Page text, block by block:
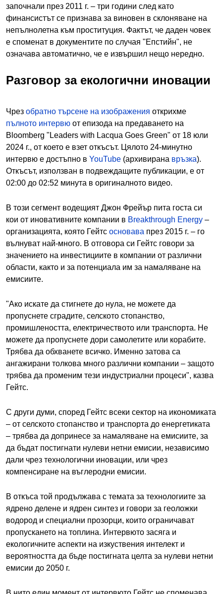
започнали през 2011 г. – три години след като
финансистът се признава за виновен в склоняване на
непълнолетна към проституция. Фактът, че даден човек
е споменат в документите по случая "Епстийн", не
означава автоматично, че е извършил нещо нередно.
Разговор за екологични иновации
Чрез обратно търсене на изображения открихме
пълното интервю от епизода на предаването на
Bloomberg "Leaders with Lacqua Goes Green" от 18 юли
2024 г., от което е взет откъсът. Цялото 24-минутно
интервю е достъпно в YouTube (архивирана връзка).
Откъсът, използван в подвеждащите публикации, е от
02:00 до 02:52 минута в оригиналното видео.
В този сегмент водещият Джон Фрейър пита госта си
кои от иновативните компании в Breakthrough Energy –
организацията, която Гейтс основава през 2015 г. – го
вълнуват най-много. В отговора си Гейтс говори за
значението на инвестициите в компании от различни
области, както и за потенциала им за намаляване на
емисиите.
"Ако искате да стигнете до нула, не можете да
пропуснете сградите, селското стопанство,
промишлеността, електричеството или транспорта. Не
можете да пропуснете дори самолетите или корабите.
Трябва да обхванете всичко. Именно затова са
ангажирани толкова много различни компании – защото
трябва да променим тези индустриални процеси", казва
Гейтс.
С други думи, според Гейтс всеки сектор на икономиката
– от селското стопанство и транспорта до енергетиката
– трябва да допринесе за намаляване на емисиите, за
да бъдат постигнати нулеви нетни емисии, независимо
дали чрез технологични иновации, или чрез
компенсиране на въглеродни емисии.
В откъса той продължава с темата за технологиите за
ядрено делене и ядрен синтез и говори за геоложки
водород и специални прозорци, които ограничават
пропускането на топлина. Интервюто засяга и
екологичните аспекти на изкуствения интелект и
вероятността да бъде постигната целта за нулеви нетни
емисии до 2050 г.